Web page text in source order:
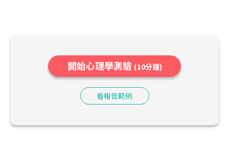
開始心理學測驗 (10分鐘)
看報告範例